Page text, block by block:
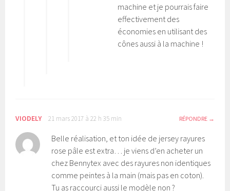
machine et je pourrais faire
effectivement des
économies en utilisant des
cônes aussi à la machine !
VIODELY 21 mars 2017 à 22 h 35 min RÉPONDRE
Belle réalisation, et ton idée de jersey rayures
rose pâle est extra… je viens d’en acheter un
chez Bennytex avec des rayures non identiques
comme peintes à la main (mais pas en coton).
Tu as raccourci aussi le modèle non ?